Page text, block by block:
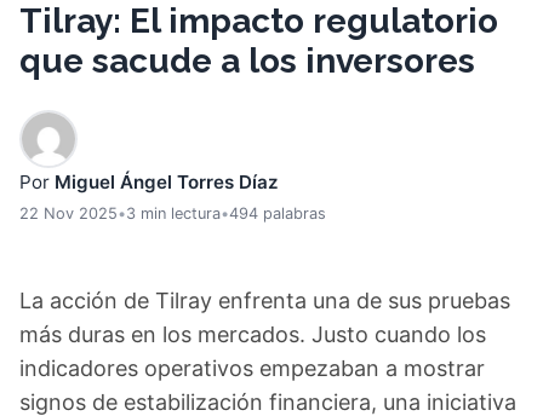
Tilray: El impacto regulatorio
que sacude a los inversores
Por Miguel Ángel Torres Díaz
22 Nov 2025•3 min lectura•494 palabras
La acción de Tilray enfrenta una de sus pruebas
más duras en los mercados. Justo cuando los
indicadores operativos empezaban a mostrar
signos de estabilización financiera, una iniciativa